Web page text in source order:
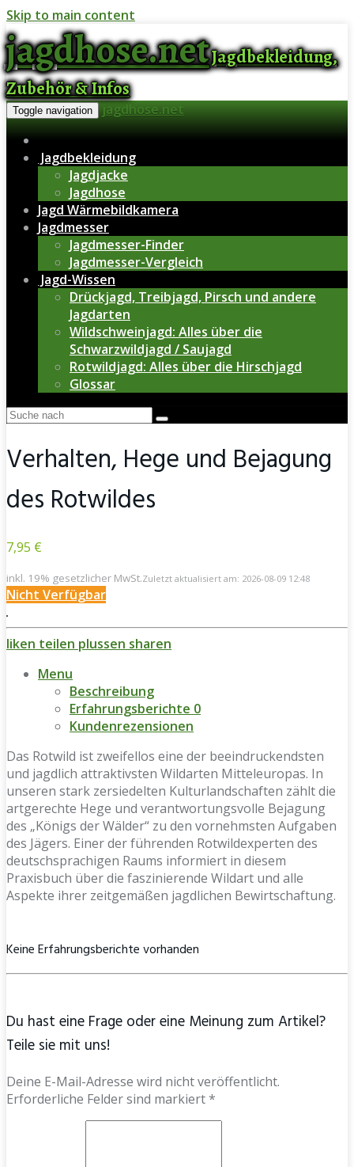
Skip to main content
jagdhose.netJagdbekleidung,
Zubehör & Infos
Toggle navigation jagdhose.net
Jagdbekleidung
Jagdjacke
Jagdhose
Jagd Wärmebildkamera
Jagdmesser
Jagdmesser-Finder
Jagdmesser-Vergleich
Jagd-Wissen
Drückjagd, Treibjagd, Pirsch und andere
Jagdarten
Wildschweinjagd: Alles über die
Schwarzwildjagd / Saujagd
Rotwildjagd: Alles über die Hirschjagd
Glossar
Verhalten, Hege und Bejagung
des Rotwildes
7,95 €
inkl. 19% gesetzlicher MwSt.Zuletzt aktualisiert am: 2026-08-09 12:48
Nicht Verfügbar
liken teilen plussen sharen
Menu
Beschreibung
Erfahrungsberichte 0
Kundenrezensionen
Das Rotwild ist zweifellos eine der beeindruckendsten
und jagdlich attraktivsten Wildarten Mitteleuropas. In
unseren stark zersiedelten Kulturlandschaften zählt die
artgerechte Hege und verantwortungsvolle Bejagung
des „Königs der Wälder“ zu den vornehmsten Aufgaben
des Jägers. Einer der führenden Rotwildexperten des
deutschsprachigen Raums informiert in diesem
Praxisbuch über die faszinierende Wildart und alle
Aspekte ihrer zeitgemäßen jagdlichen Bewirtschaftung.
Keine Erfahrungsberichte vorhanden
Du hast eine Frage oder eine Meinung zum Artikel?
Teile sie mit uns!
Deine E-Mail-Adresse wird nicht veröffentlicht.
Erforderliche Felder sind markiert *